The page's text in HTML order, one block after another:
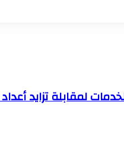
لمقابلة تزايد أعداد